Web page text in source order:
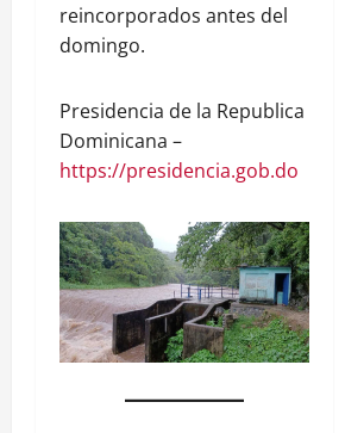
reincorporados antes del
domingo.
Presidencia de la Republica
Dominicana –
https://presidencia.gob.do